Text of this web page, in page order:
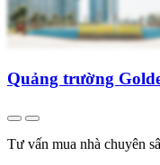
Quảng trường
Tư vấn mua nhà chuyên